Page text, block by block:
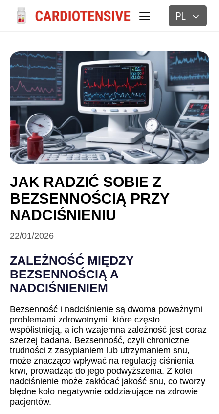
PL
JAK RADZIĆ SOBIE Z
BEZSENNOŚCIĄ PRZY
NADCIŚNIENIU
22/01/2026
ZALEŻNOŚĆ MIĘDZY
BEZSENNOŚCIĄ A
NADCIŚNIENIEM
Bezsenność i nadciśnienie są dwoma poważnymi
problemami zdrowotnymi, które często
współistnieją, a ich wzajemna zależność jest coraz
szerzej badana. Bezsenność, czyli chroniczne
trudności z zasypianiem lub utrzymaniem snu,
może znacząco wpływać na regulację ciśnienia
krwi, prowadząc do jego podwyższenia. Z kolei
nadciśnienie może zakłócać jakość snu, co tworzy
błędne koło negatywnie oddziałujące na zdrowie
pacjentów.